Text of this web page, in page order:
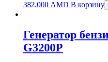
382,000 AMD В корзину
Генератор
G3200P